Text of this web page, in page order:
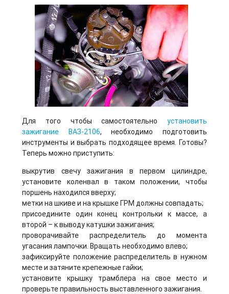
Для того чтобы самостоятельно установить
зажигание ВАЗ-2106, необходимо подготовить
инструменты и выбрать подходящее время. Готовы?
Теперь можно приступить:
выкрутив свечу зажигания в первом цилиндре,
установите коленвал в таком положении, чтобы
поршень находился вверху;
метки на шкиве и на крышке ГРМ должны совпадать;
присоедините один конец контрольки к массе, а
второй – к выводу катушки зажигания;
проворачивайте распределитель до момента
угасания лампочки. Вращать необходимо влево;
зафиксируйте положение распределитель в нужном
месте и затяните крепежные гайки;
установите крышку трамблера на свое место и
проверьте правильность выставленного зажигания.